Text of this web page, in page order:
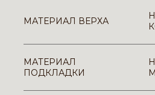
МАТЕРИАЛ ВЕРХА
МАТЕРИАЛ
ПОДКЛАДКИ